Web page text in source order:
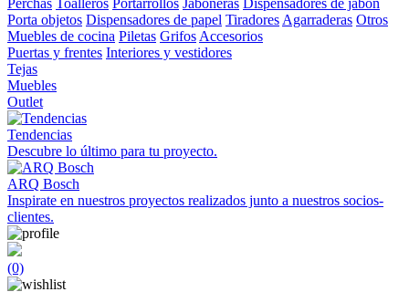
Perchas Toalleros Portarrollos Jaboneras Dispensadores de jabon
Porta objetos Dispensadores de papel Tiradores Agarraderas Otros
Muebles de cocina Piletas Grifos Accesorios
Puertas y frentes Interiores y vestidores
Tejas
Muebles
Outlet
Tendencias
Descubre lo último para tu proyecto.
ARQ Bosch
Inspirate en nuestros proyectos realizados junto a nuestros socios-
clientes.
(0)